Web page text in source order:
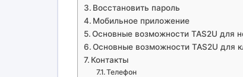
Восстановить пароль
Мобильное приложение
Основные возможности TAS2U для
Основные возможности TAS2U для
Контакты
Телефон